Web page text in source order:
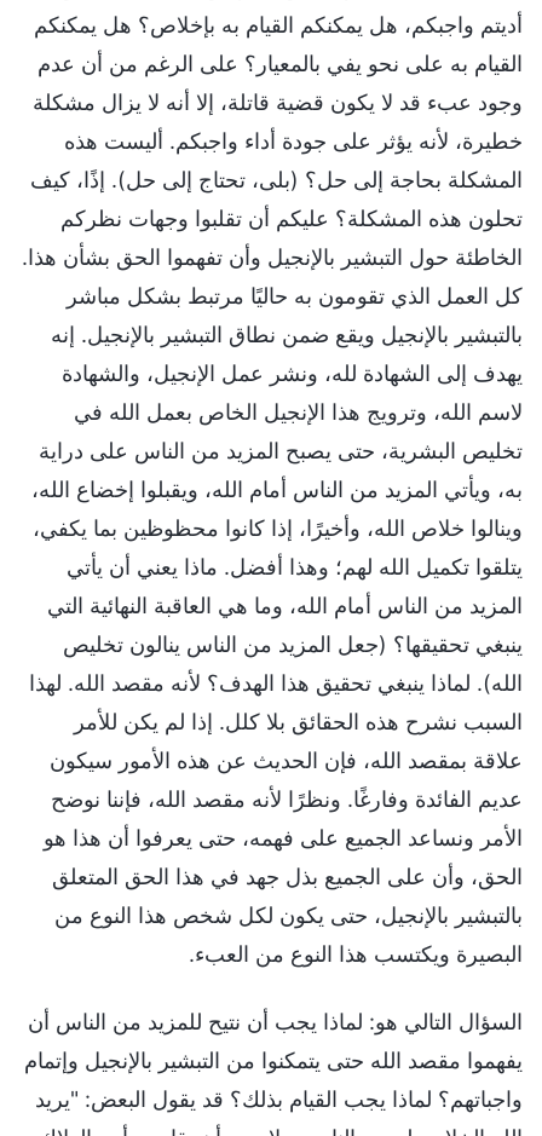
أديتم واجبكم، هل يمكنكم القيام به بإخلاص؟ هل يمكنكم
القيام به على نحو يفي بالمعيار؟ على الرغم من أن عدم
وجود عبء قد لا يكون قضية قاتلة، إلا أنه لا يزال مشكلة
خطيرة، لأنه يؤثر على جودة أداء واجبكم. أليست هذه
المشكلة بحاجة إلى حل؟ (بلى، تحتاج إلى حل). إذًا، كيف
تحلون هذه المشكلة؟ عليكم أن تقلبوا وجهات نظركم
الخاطئة حول التبشير بالإنجيل وأن تفهموا الحق بشأن هذا.
كل العمل الذي تقومون به حاليًا مرتبط بشكل مباشر
بالتبشير بالإنجيل ويقع ضمن نطاق التبشير بالإنجيل. إنه
يهدف إلى الشهادة لله، ونشر عمل الإنجيل، والشهادة
لاسم الله، وترويج هذا الإنجيل الخاص بعمل الله في
تخليص البشرية، حتى يصبح المزيد من الناس على دراية
به، ويأتي المزيد من الناس أمام الله، ويقبلوا إخضاع الله،
وينالوا خلاص الله، وأخيرًا، إذا كانوا محظوظين بما يكفي،
يتلقوا تكميل الله لهم؛ وهذا أفضل. ماذا يعني أن يأتي
المزيد من الناس أمام الله، وما هي العاقبة النهائية التي
ينبغي تحقيقها؟ (جعل المزيد من الناس ينالون تخليص
الله). لماذا ينبغي تحقيق هذا الهدف؟ لأنه مقصد الله. لهذا
السبب نشرح هذه الحقائق بلا كلل. إذا لم يكن للأمر
علاقة بمقصد الله، فإن الحديث عن هذه الأمور سيكون
عديم الفائدة وفارغًا. ونظرًا لأنه مقصد الله، فإننا نوضح
الأمر ونساعد الجميع على فهمه، حتى يعرفوا أن هذا هو
الحق، وأن على الجميع بذل جهد في هذا الحق المتعلق
بالتبشير بالإنجيل، حتى يكون لكل شخص هذا النوع من
البصيرة ويكتسب هذا النوع من العبء.
السؤال التالي هو: لماذا يجب أن نتيح للمزيد من الناس أن
يفهموا مقصد الله حتى يتمكنوا من التبشير بالإنجيل وإتمام
واجباتهم؟ لماذا يجب القيام بذلك؟ قد يقول البعض: "يريد